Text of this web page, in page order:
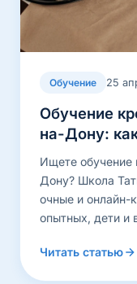
Обучение 25
Обучение
на-Дону:
Ищете обучение
Дону? Школа
очные и
опытных, дети и
Читать статью